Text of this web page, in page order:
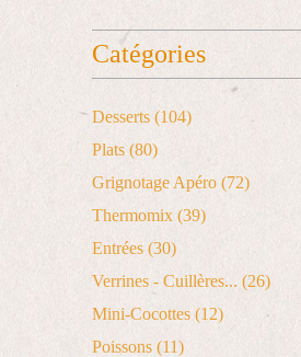
Catégories
Desserts (104)
Plats (80)
Grignotage Apéro (72)
Thermomix (39)
Entrées (30)
Verrines - Cuillères... (26)
Mini-Cocottes (12)
Poissons (11)